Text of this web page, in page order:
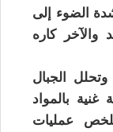
الضوء إلى
كاره
وتحلل الجبال
بالمواد
عمليات